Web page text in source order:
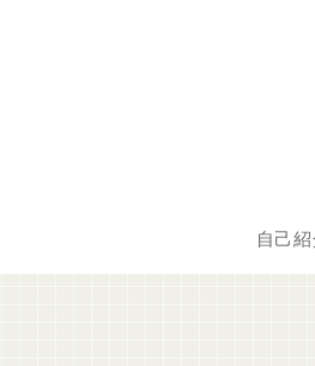
自己